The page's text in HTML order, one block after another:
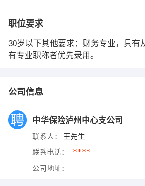
职位要求
30岁以下其他要求：财务专业，具有
有专业职称者优先录用。
公司信息
中华保险泸州中心支公司
联系人： 王先生
联系电话： ****
公司地址：